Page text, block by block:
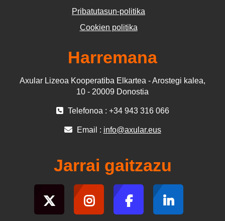
Pribatutasun-politika
Cookien politika
Harremana
Axular Lizeoa Kooperatiba Elkartea - Arostegi kalea,
10 - 20009 Donostia
Telefonoa : +34 943 316 066
Email : info@axular.eus
Jarrai gaitzazu